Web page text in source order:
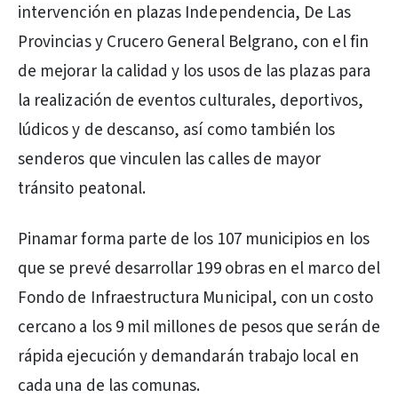
intervención en plazas Independencia, De Las
Provincias y Crucero General Belgrano, con el fin
de mejorar la calidad y los usos de las plazas para
la realización de eventos culturales, deportivos,
lúdicos y de descanso, así como también los
senderos que vinculen las calles de mayor
tránsito peatonal.
Pinamar forma parte de los 107 municipios en los
que se prevé desarrollar 199 obras en el marco del
Fondo de Infraestructura Municipal, con un costo
cercano a los 9 mil millones de pesos que serán de
rápida ejecución y demandarán trabajo local en
cada una de las comunas.